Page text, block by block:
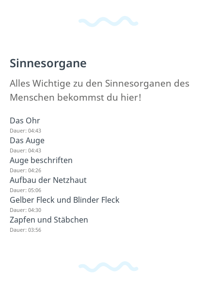
Sinnesorgane
Alles Wichtige zu den Sinnesorganen des
Menschen bekommst du hier!
Das Ohr
Dauer: 04:43
Das Auge
Dauer: 04:43
Auge beschriften
Dauer: 04:26
Aufbau der Netzhaut
Dauer: 05:06
Gelber Fleck und Blinder Fleck
Dauer: 04:30
Zapfen und Stäbchen
Dauer: 03:56